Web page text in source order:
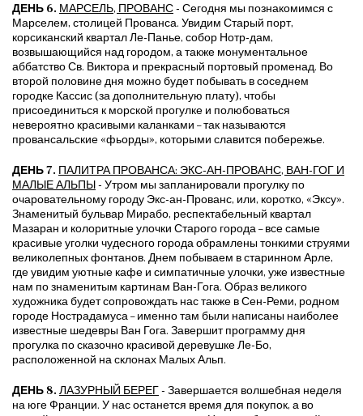
ДЕНЬ 6. МАРСЕЛЬ, ПРОВАНС- Сегодня мы познакомимся с
Марселем, столицей Прованса. Увидим Старый порт,
корсиканский квартал Ле-Панье, собор Нотр-дам,
возвышающийся над городом, а также монументальное
аббатство Св. Виктора и прекрасный портовый променад. Во
второй половине дня можно будет побывать в соседнем
городке Кассис (за дополнительную плату), чтобы
присоединиться к морской прогулке и полюбоваться
невероятно красивыми каланками – так называются
провансальские «фьорды», которыми славится побережье.
ДЕНЬ 7. ПАЛИТРА ПРОВАНСА: ЭКС-АН-ПРОВАНС, ВАН-ГОГ И
МАЛЫЕ АЛЬПЫ- Утром мы запланировали прогулку по
очаровательному городу Экс-ан-Прованс, или, коротко, «Эксу».
Знаменитый бульвар Мирабо, респектабельный квартал
Мазаран и колоритные улочки Старого города – все самые
красивые уголки чудесного города обрамлены тонкими струями
великолепных фонтанов. Днем побываем в старинном Арле,
где увидим уютные кафе и симпатичные улочки, уже известные
нам по знаменитым картинам Ван-Гога. Образ великого
художника будет сопровождать нас также в Сен-Реми, родном
городе Нострадамуса – именно там были написаны наиболее
известные шедевры Ван Гога. Завершит программу дня
прогулка по сказочно красивой деревушке Ле-Бо,
расположенной на склонах Малых Альп.
ДЕНЬ 8. ЛАЗУРНЫЙ БЕРЕГ- Завершается волшебная неделя
на юге Франции. У нас останется время для покупок, а во